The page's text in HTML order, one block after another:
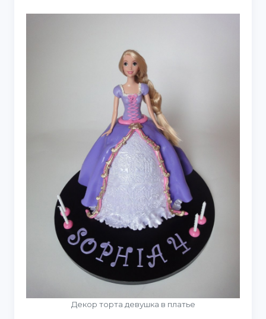
Декор торта девушка в платье